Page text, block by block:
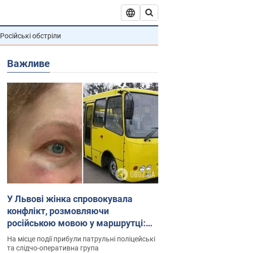
Російські обстріли
Важливе
У Львові жінка спровокувала
конфлікт, розмовляючи
російською мовою у маршрутці:
поліція склала адмінпротокол.
Відео
На місце події прибули патрульні поліцейські
та слідчо-оперативна група